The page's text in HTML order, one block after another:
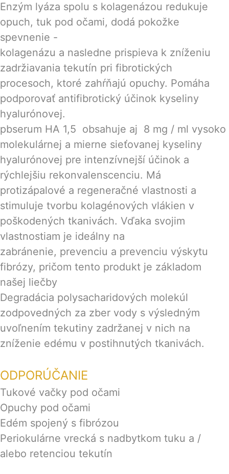
Enzým lyáza spolu s kolagenázou redukuje
opuch, tuk pod očami, dodá pokožke
spevnenie -
kolagenázu a nasledne prispieva k zníženiu
zadržiavania tekutín pri fibrotických
procesoch, ktoré zahŕňajú opuchy. Pomáha
podporovať antifibrotický účinok kyseliny
hyalurónovej.
pbserum HA 1,5 obsahuje aj 8 mg / ml vysoko
molekulárnej a mierne sieťovanej kyseliny
hyalurónovej pre intenzívnejší účinok a
rýchlejšiu rekonvalenscenciu. Má
protizápalové a regeneračné vlastnosti a
stimuluje tvorbu kolagénových vlákien v
poškodených tkanivách. Vďaka svojim
vlastnostiam je ideálny na
zabránenie, prevenciu a prevenciu výskytu
fibrózy, pričom tento produkt je základom
našej liečby
Degradácia polysacharidových molekúl
zodpovedných za zber vody s výsledným
uvoľnením tekutiny zadržanej v nich na
zníženie edému v postihnutých tkanivách.
ODPORÚČANIE
Tukové vačky pod očami
Opuchy pod očami
Edém spojený s fibrózou
Periokulárne vrecká s nadbytkom tuku a /
alebo retenciou tekutín